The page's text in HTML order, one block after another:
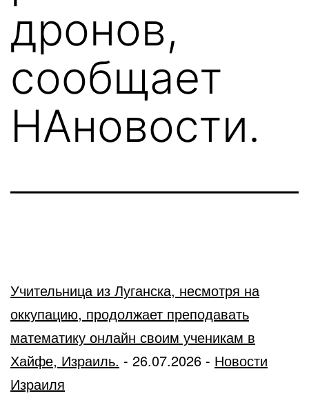
дронов,
сообщает
НАновости.
Учительница из Луганска, несмотря на
оккупацию, продолжает преподавать
математику онлайн своим ученикам в
Хайфе, Израиль. - 26.07.2026 - Новости
Израиля